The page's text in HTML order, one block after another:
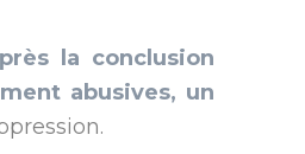
la conclusion
abusives, un